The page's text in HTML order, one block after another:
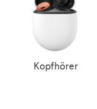
Kopfhörer